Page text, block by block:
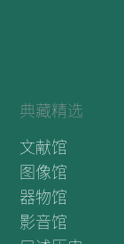
典藏精选
文献馆
图像馆
器物馆
影音馆